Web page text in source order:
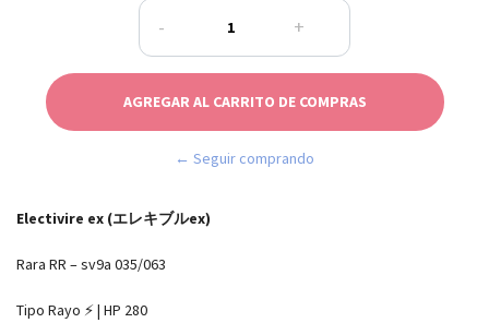
- +
← Seguir comprando
Electivire ex (エレキブルex)
Rara RR – sv9a 035/063
Tipo Rayo ⚡ | HP 280